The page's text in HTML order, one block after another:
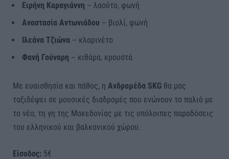
Ειρήνη Καραγιάννη – λαούτο, φωνή
Αναστασία Αντωνιάδου – βιολί, φωνή
Ιλεάνα Τζιώνα – κλαρινέτο
Φανή Γούναρη – κιθάρα, κρουστά
Με ευαισθησία και πάθος, η Ανδρομέδα SKG θα μας
ταξιδέψει σε μουσικές διαδρομές που ενώνουν το παλιό με
το νέο, τη γη της Μακεδονίας με τις υπόλοιπες παραδόσεις
του ελληνικού και βαλκανικού χώρου.
Είσοδος: 5€